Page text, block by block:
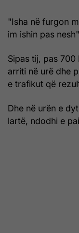
"Isha në furgon
im ishin pas
Sipas tij, pas 700
arriti në urë dhe
e trafikut që
Dhe në urën e
lartë, ndodhi e